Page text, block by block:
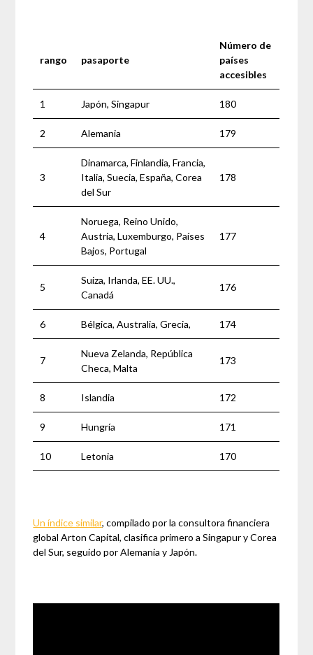
rango pasaporte
Número de
países
accesibles
1 Japón, Singapur 180
2 Alemania 179
3
Dinamarca, Finlandia, Francia,
Italia, Suecia, España, Corea
del Sur
178
4
Noruega, Reino Unido,
Austria, Luxemburgo, Países
Bajos, Portugal
177
5
Suiza, Irlanda, EE. UU.,
Canadá
176
6 Bélgica, Australia, Grecia, 174
7
Nueva Zelanda, República
Checa, Malta
173
8 Islandia 172
9 Hungría 171
10 Letonia 170
Un índice similar, compilado por la consultora financiera
global Arton Capital, clasifica primero a Singapur y Corea
del Sur, seguido por Alemania y Japón.